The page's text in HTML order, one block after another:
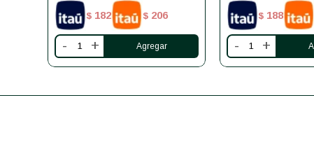
$ 182 $ 206
- +
$ 188
- +